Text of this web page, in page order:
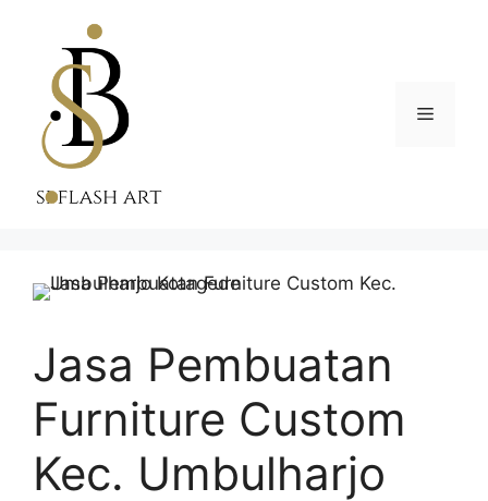
content
Menu
Jasa Pembuatan
Furniture Custom
Kec. Umbulharjo